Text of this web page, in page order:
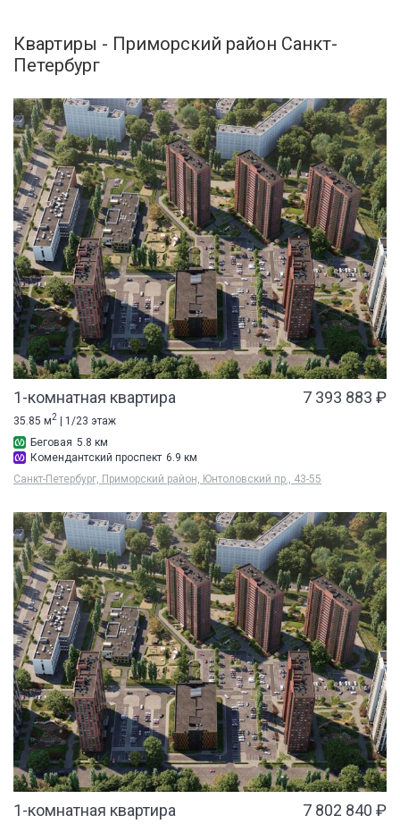
Квартиры - Приморский район Санкт-
Петербург
1-комнатная квартира 7 393 883 ₽
35.85 м2 | 1/23 этаж
Беговая 5.8 км
Комендантский проспект 6.9 км
Санкт-Петербург, Приморский район, Юнтоловский пр., 43-55
1-комнатная квартира 7 802 840 ₽